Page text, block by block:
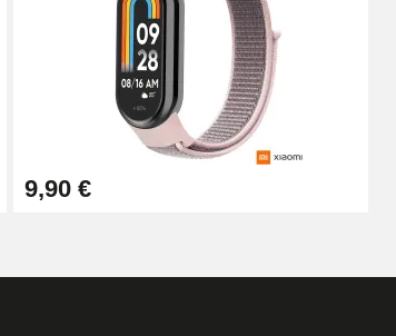
In den Warenkorb
In den Warenkorb
9,90 €